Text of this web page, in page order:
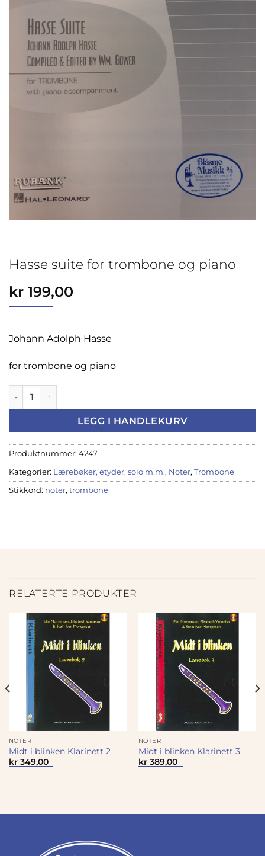
Hasse suite for trombone og piano
kr 199,00
Johann Adolph Hasse
for trombone og piano
Hasse suite for trombone og piano antall
LEGG I HANDLEKURV
Produktnummer: 4247
Kategorier: Lærebøker, etyder, solo m.m., Noter, Trombone
Stikkord: noter, trombone
RELATERTE PRODUKTER
NOTER
Midt i blinken Klarinett 2
kr349,00
NOTER
Midt i blinken Klarinett 3
kr389,00